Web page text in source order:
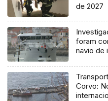
de 2027
foram
navio de
Corvo: